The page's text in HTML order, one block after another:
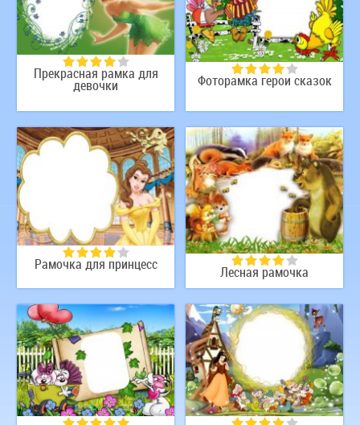
Прекрасная рамка для
девочки Фоторамка герои сказок
Рамочка для принцесс Лесная рамочка